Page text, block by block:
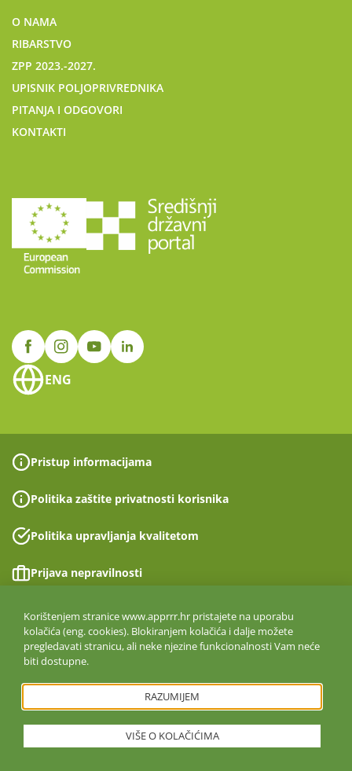
O NAMA
RIBARSTVO
ZPP 2023.-2027.
UPISNIK POLJOPRIVREDNIKA
PITANJA I ODGOVORI
KONTAKTI
ENG
Pristup informacijama
Politika zaštite privatnosti korisnika
Politika upravljanja kvalitetom
Prijava nepravilnosti
Izjava o pristupačnosti
Politika informacijske sigurnosti
ISO 27001:2022
Copyright © 2026. Agencija za plaćanja u poljoprivredi, ribarstvu i
ruralnom razvoju
Korištenjem stranice www.apprrr.hr pristajete na uporabu
kolačića (eng. cookies). Blokiranjem kolačića i dalje možete
pregledavati stranicu, ali neke njezine funkcionalnosti Vam neće
biti dostupne.
RAZUMIJEM
VIŠE O KOLAČIĆIMA